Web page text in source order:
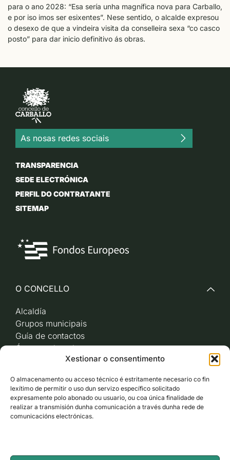
Xestionar o consentimento
O almacenamento ou acceso técnico é estritamente necesario co fin
lexítimo de permitir o uso dun servizo específico solicitado
expresamente polo abonado ou usuario, ou coa única finalidade de
realizar a transmisión dunha comunicación a través dunha rede de
comunicacións electrónicas.
para o ano 2028: “Esa sería unha magnífica nova para Carballo,
e por iso imos ser esixentes”. Nese sentido, o alcalde expresou
o desexo de que a vindeira visita da conselleira sexa “co casco
posto” para dar inicio definitivo ás obras.
As nosas redes sociais
TRANSPARENCIA
SEDE ELECTRÓNICA
PERFIL DO CONTRATANTE
SITEMAP
O CONCELLO
Alcaldía
Grupos municipais
Guía de contactos
Órganos de goberno
Acceso a videoactas
xunta de goberno local
Imaxe corporativa
CARBALLO AO DÍA